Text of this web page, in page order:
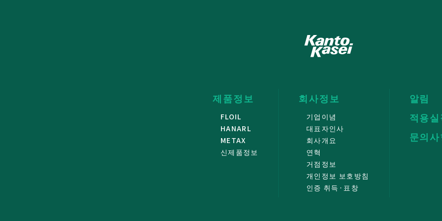
제품정보
FLOIL
HANARL
METAX
신제품정보
회사정보
기업이념
대표자인사
회사개요
연혁
거점정보
개인정보 보호방침
인증 취득·표창
알림
적용
문의